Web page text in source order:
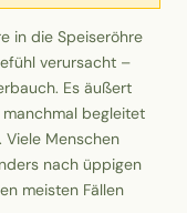
in die Speiseröhre
verursacht –
Es äußert
begleitet
Viele Menschen
nach üppigen
meisten Fällen